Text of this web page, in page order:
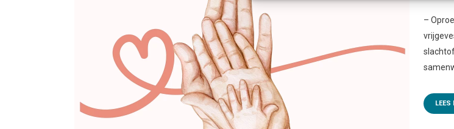
–
LEES